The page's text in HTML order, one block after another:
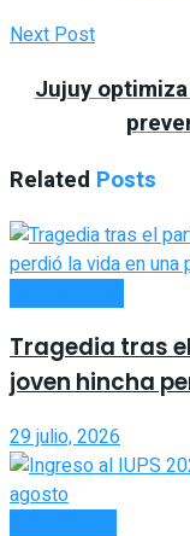
Next Post
Jujuy
Related Posts
Tragedia tras
joven hincha
29 julio, 2026